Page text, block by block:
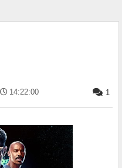
14:22:00 1